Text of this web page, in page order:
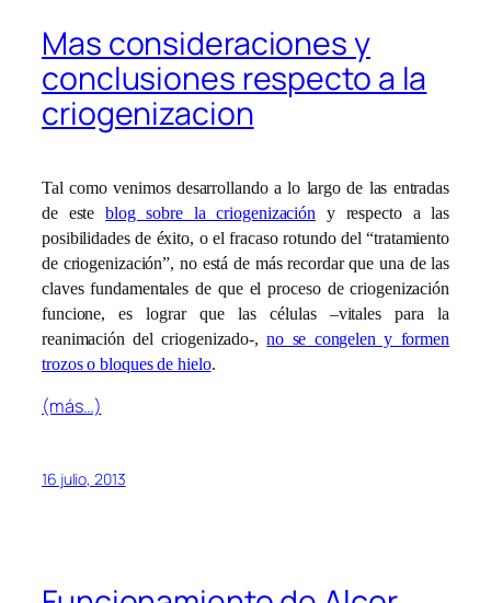
Mas consideraciones y
conclusiones respecto a la
criogenizacion
Tal como venimos desarrollando a lo largo de las entradas
de esteblog sobre la criogenización y respecto a las
posibilidades de éxito, o el fracaso rotundo del “tratamiento
de criogenización”, no está de más recordar que una de las
claves fundamentales de que el proceso de criogenización
funcione, es lograr que las células –vitales para la
reanimación del criogenizado-,no se congelen y formen
trozos o bloques de hielo.
(más…)
16 julio, 2013